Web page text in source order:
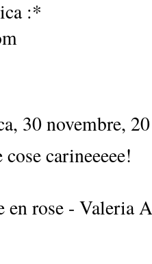
:*
30 novembre,
carineeeee!
en rose - Valeria